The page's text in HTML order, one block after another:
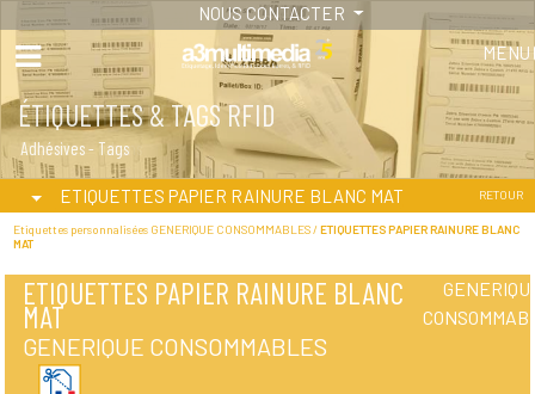
NOUS CONTACTER
MENU
ÉTIQUETTES & TAGS RFID
Adhésives - Tags
ETIQUETTES PAPIER RAINURE BLANC MAT RETOUR
Etiquettes personnalisées GENERIQUE CONSOMMABLES /ETIQUETTES PAPIER RAINURE BLANC
MAT
ETIQUETTES PAPIER RAINURE BLANC
MAT
GENERIQUE CONSOMMABLES